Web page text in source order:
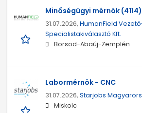
Minőségügyi mérnök (4114)
31.07.2026, HumanField
Specialistakiválasztó Kft.
Borsod-Abaúj-Zemplén
Labormérnök - CNC
31.07.2026, Starjobs
Miskolc